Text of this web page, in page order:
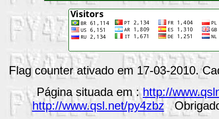
Flag counter ativado em 17-03-2010.
Página situada em : http://
http://www.qsl.net/py4zbz